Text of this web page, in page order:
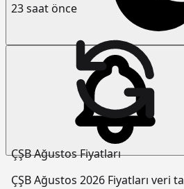
23 saat önce
ÇŞB Ağustos Fiyatları
ÇŞB Ağustos 2026 Fiyatları veri